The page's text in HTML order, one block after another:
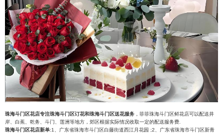
珠海斗门区花店专注珠海斗门区订花和珠海斗门区送花服务 ，菲菲珠海斗门区鲜花店可以配送井
岸、白蕉、乾务、斗门、莲洲等地方，郊区根据实际情况收取一定的配送服务费.
珠海斗门区花店新单:1、广东省珠海市斗门区白藤街道西江月花园 ;2、广东省珠海市斗门区新青